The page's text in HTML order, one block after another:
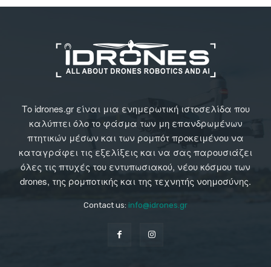
Το idrones.gr είναι μια ενημερωτική ιστοσελίδα που
καλύπτει όλο το φάσμα των μη επανδρωμένων
πτητικών μέσων και των ρομπότ προκειμένου να
καταγράφει τις εξελίξεις και να σας παρουσιάζει
όλες τις πτυχές του εντυπωσιακού, νέου κόσμου των
drones, της ρομποτικής και της τεχνητής νοημοσύνης.
Contact us: info@idrones.gr